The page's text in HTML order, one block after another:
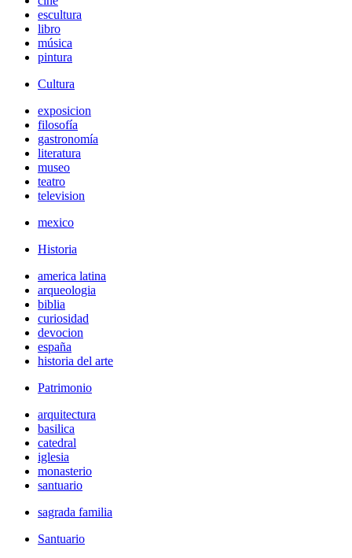
escultura
libro
música
pintura
Cultura
exposicion
filosofía
gastronomía
literatura
museo
teatro
television
mexico
Historia
america latina
arqueologia
biblia
curiosidad
devocion
españa
historia del arte
Patrimonio
arquitectura
basilica
catedral
iglesia
monasterio
santuario
sagrada familia
Santuario